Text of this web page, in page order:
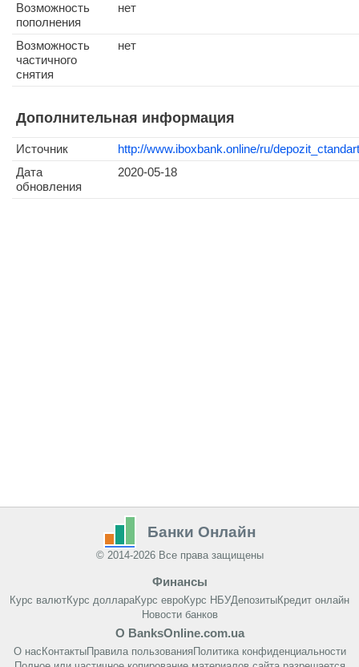
Возможность
пополнения
нет
Возможность
частичного
снятия
нет
Дополнительная информация
Источник
http://www.iboxbank.online/ru/
Дата
обновления
2020-05-18
Банки Онлайн
© 2014-2026 Все права защищены
Финансы
Курс валютКурс доллараКурс евроКурс НБУДепозитыКредит онлайн
Новости банков
О BanksOnline.com.ua
О нас КонтактыПравила пользования Политика конфиденциальности